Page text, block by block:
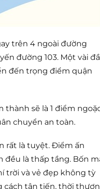
trên 4 ngoài đường
đường 103. Một vài
đến trọng điểm quận
thành sẽ là 1 điểm
chuyển an toàn.
rất là tuyệt. Điểm ấn
đều là thấp tầng. Bốn
trời và vẻ đẹp không tỳ
cách tân tiến, thời